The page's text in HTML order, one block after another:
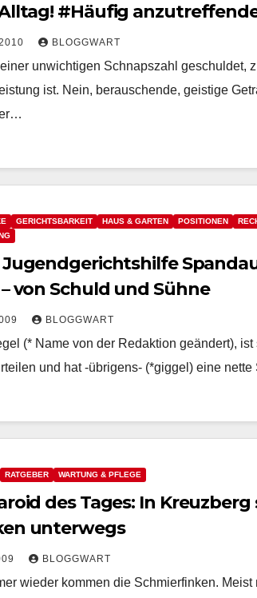
#Häufig
BLOGGWART
unwichtigen Schnapszahl geschuldet,
ist. Nein, berauschende, geistige
GERICHTSBARKEIT HAUS & GARTEN POSITIONEN
Jugendgerichtshilfe
von Schuld und Sühne
BLOGGWART
(* Name von der Redaktion geändert),
und hat -übrigens- (*giggel) eine
RATGEBER WARTUNG & PFLEGE
des Tages: In
unterwegs
BLOGGWART
wieder kommen die Schmierfinken.